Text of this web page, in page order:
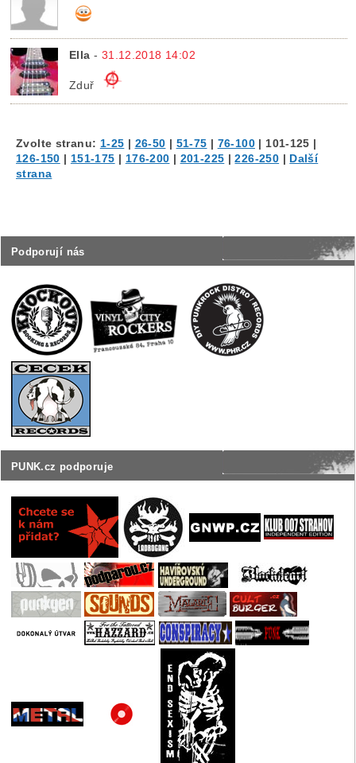
Podporují nás
PUNK.cz podporuje
Ella - 31.12.2018 14:02
Zduř
Zvolte stranu: 1-25 | 26-50 | 51-75 | 76-100| 101-125 |
126-150 | 151-175 | 176-200 | 201-225 |226-250 | Další
strana